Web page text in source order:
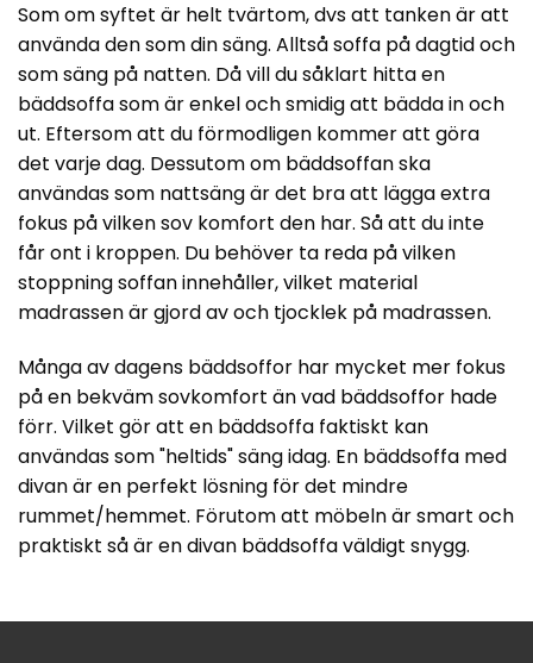
Som om syftet är helt tvärtom, dvs att tanken är att
använda den som din säng. Alltså soffa på dagtid och
som säng på natten. Då vill du såklart hitta en
bäddsoffa som är enkel och smidig att bädda in och
ut. Eftersom att du förmodligen kommer att göra
det varje dag. Dessutom om bäddsoffan ska
användas som nattsäng är det bra att lägga extra
fokus på vilken sov komfort den har. Så att du inte
får ont i kroppen. Du behöver ta reda på vilken
stoppning soffan innehåller, vilket material
madrassen är gjord av och tjocklek på madrassen.
Många av dagens bäddsoffor har mycket mer fokus
på en bekväm sovkomfort än vad bäddsoffor hade
förr. Vilket gör att en bäddsoffa faktiskt kan
användas som "heltids" säng idag. En bäddsoffa med
divan är en perfekt lösning för det mindre
rummet/hemmet. Förutom att möbeln är smart och
praktiskt så är en divan bäddsoffa väldigt snygg.